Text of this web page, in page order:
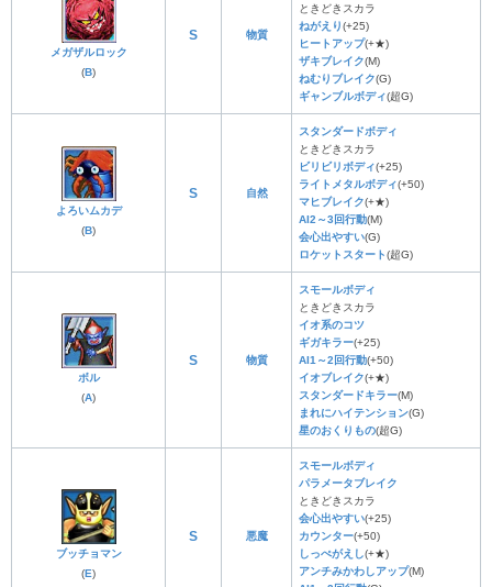
メガザルロック
(B)
S 物質
ときどきスカラ
ねがえり(+25)
ヒートアップ(+★)
ザキブレイク(M)
ねむりブレイク(G)
ギャンブルボディ(超G)
よろいムカデ
(B)
S 自然
スタンダードボディ
ときどきスカラ
ビリビリボディ(+25)
ライトメタルボディ(+50)
マヒブレイク(+★)
AI2～3回行動(M)
会心出やすい(G)
ロケットスタート(超G)
ボル
(A)
S 物質
スモールボディ
ときどきスカラ
イオ系のコツ
ギガキラー(+25)
AI1～2回行動(+50)
イオブレイク(+★)
スタンダードキラー(M)
まれにハイテンション(G)
星のおくりもの(超G)
ブッチョマン
(E)
S 悪魔
スモールボディ
パラメータブレイク
ときどきスカラ
会心出やすい(+25)
カウンター(+50)
しっぺがえし(+★)
アンチみかわしアップ(M)